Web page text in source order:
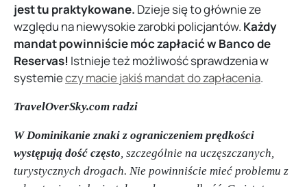
jest tu praktykowane. Dzieje się to głównie ze
względu na niewysokie zarobki policjantów. Każdy
mandat powinniście móc zapłacić w Banco de
Reservas! Istnieje też możliwość sprawdzenia w
systemieczy macie jakiś mandat do zapłacenia.
TravelOverSky.com radzi
W Dominikanie znaki z ograniczeniem prędkości
występują dość często , szczególnie na uczęszczanych,
turystycznych drogach. Nie powinniście mieć problemu z